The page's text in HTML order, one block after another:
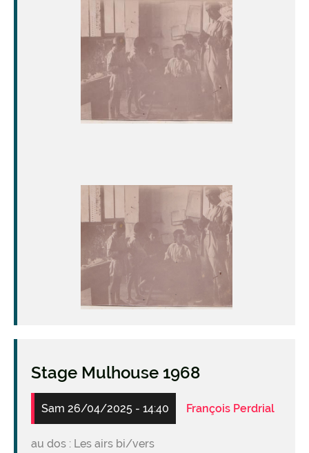
Image
Stage Mulhouse 1968
Sam 26/04/2025 - 14:40 François Perdrial
au dos : Les airs bi/vers